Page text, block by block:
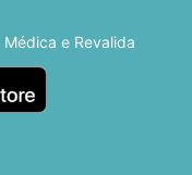
e Revalida